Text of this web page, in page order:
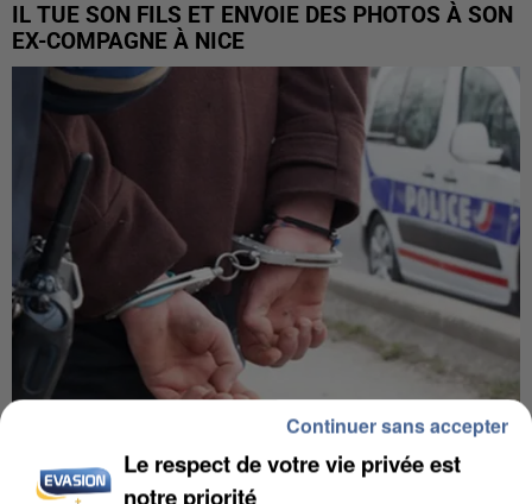
IL TUE SON FILS ET ENVOIE DES PHOTOS À SON
EX-COMPAGNE À NICE
L’UN DES FONDATEURS SUPPOSÉS DE LA DZ
MAFIA INTERPELLÉ EN ALGÉRIE
Le respect de votre vie privée est
notre priorité
Continuer sans accepter